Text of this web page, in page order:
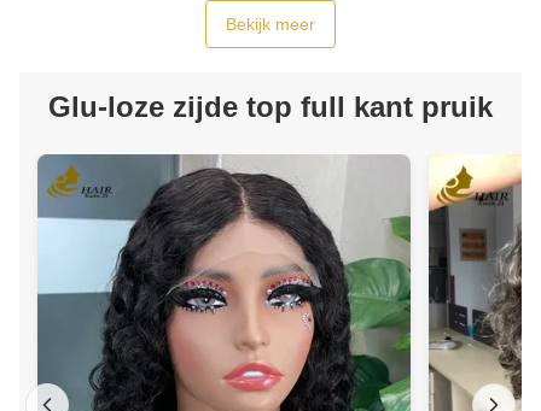
Bekijk meer
Glu-loze zijde top full kant pruik